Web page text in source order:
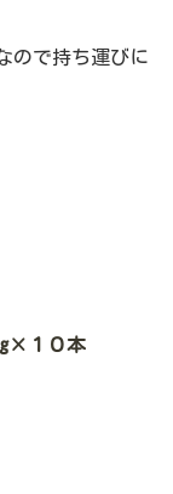
ので持ち運びに
１０本